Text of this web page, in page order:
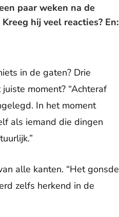
paar weken na de
hij veel reacties? En:
in de gaten? Drie
moment? “Achteraf
In het moment
als iemand die dingen
alle kanten. “Het gonsde
zelfs herkend in de